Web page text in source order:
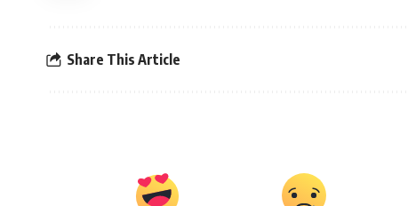
Share This Article